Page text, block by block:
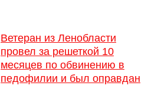
Ветеран из Ленобласти
провел за решеткой 10
месяцев по обвинению в
педофилии и был оправдан